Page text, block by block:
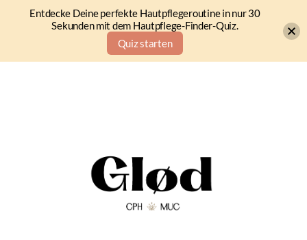
Entdecke Deine perfekte Hautpflegeroutine in nur 30
Sekunden mit dem Hautpflege-Finder-Quiz.
Quiz starten